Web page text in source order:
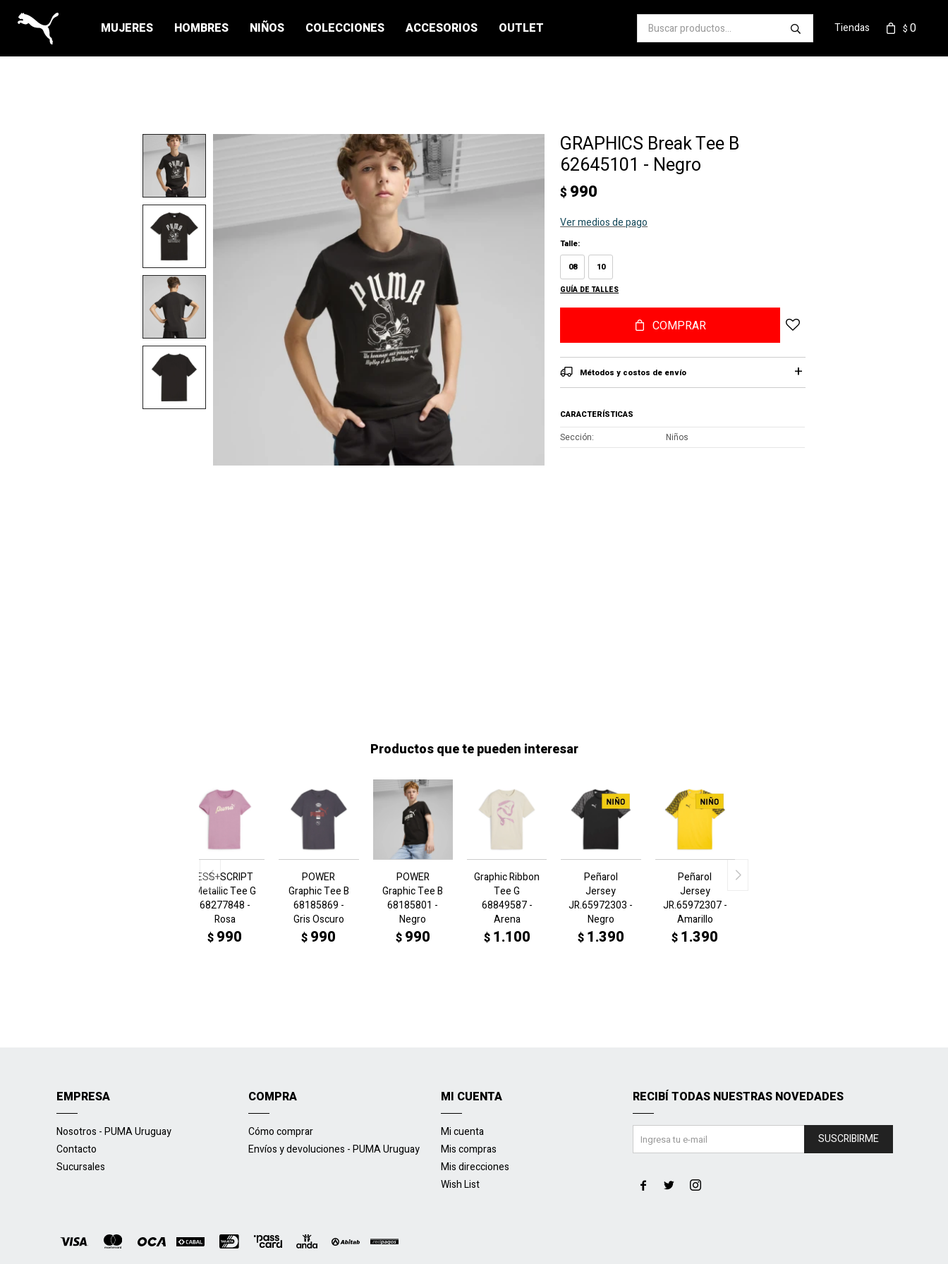
MUJERES HOMBRES NIÑOS COLECCIONES ACCESORIOS OUTLET $ 0
Tiendas
GRAPHICS Break Tee B
62645101 - Negro
$ 990
Ver medios de pago
Talle:
08
10
GUÍA DE TALLES
COMPRAR
Métodos y costos de envío
CARACTERÍSTICAS
Sección Niños
Productos que te pueden interesar
ESS+SCRIPT
Metallic Tee G
68277848 -
Rosa
$ 990
POWER
Graphic Tee B
68185869 -
Gris Oscuro
$ 990
POWER
Graphic Tee B
68185801 -
Negro
$ 990
Graphic Ribbon
Tee G
68849587 -
Arena
$ 1.100
Peñarol
Jersey
JR.65972303 -
Negro
$ 1.390
Peñarol
Jersey
JR.65972307 -
Amarillo
$ 1.390
EMPRESA
Nosotros - PUMA Uruguay
Contacto
Sucursales
COMPRA
Cómo comprar
Envíos y devoluciones - PUMA Uruguay
MI CUENTA
Mi cuenta
Mis compras
Mis direcciones
Wish List
RECIBÍ TODAS NUESTRAS NOVEDADES
SUSCRIBIRME
  